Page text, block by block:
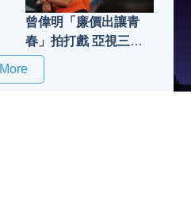
曾偉明「廉價出讓青
春」拍打戲 亞視三倍
人工邀過檔
More